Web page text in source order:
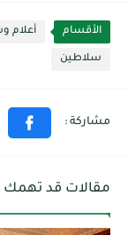
الأقسام أعلام
سلاطين
مقالات قد تهمك